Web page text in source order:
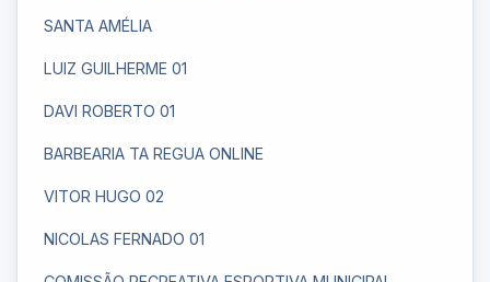
SANTA AMÉLIA
LUIZ GUILHERME 01
DAVI ROBERTO 01
BARBEARIA TA REGUA ONLINE
VITOR HUGO 02
NICOLAS FERNADO 01